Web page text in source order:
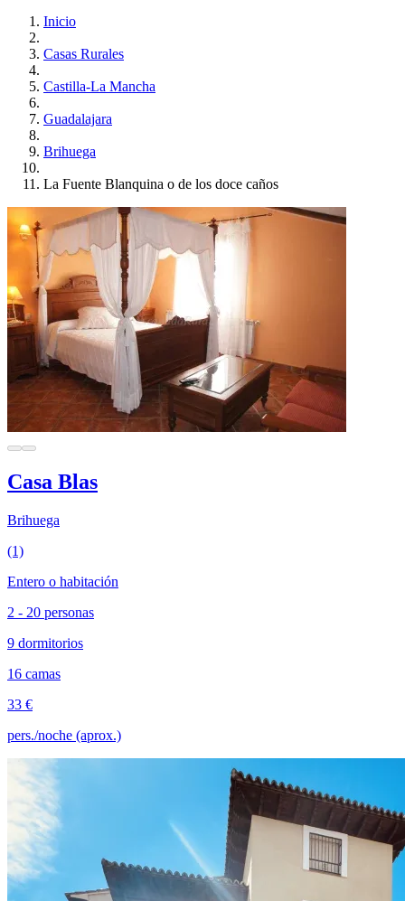
Inicio
Casas Rurales
Castilla-La Mancha
Guadalajara
Brihuega
La Fuente Blanquina o de los doce caños
Casa Blas
Brihuega
(1)
Entero o habitación
2 - 20 personas
9 dormitorios
16 camas
33 €
pers./noche (aprox.)